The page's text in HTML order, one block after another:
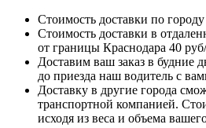
Стоимость доставки по
Стоимость доставки в
от границы Краснодара 40
Доставим ваш заказ в будние
до приезда наш водитель с
Доставку в другие города
транспортной компанией.
исходя из веса и объема